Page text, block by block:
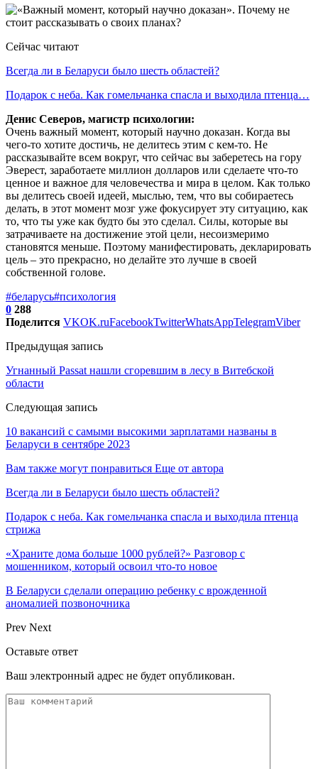
Сейчас читают
Всегда ли в Беларуси было шесть областей?
Подарок с неба. Как гомельчанка спасла и выходила птенца…
Денис Северов, магистр психологии:
Очень важный момент, который научно доказан. Когда вы
чего-то хотите достичь, не делитесь этим с кем-то. Не
рассказывайте всем вокруг, что сейчас вы заберетесь на гору
Эверест, заработаете миллион долларов или сделаете что-то
ценное и важное для человечества и мира в целом. Как только
вы делитесь своей идеей, мыслью, тем, что вы собираетесь
делать, в этот момент мозг уже фокусирует эту ситуацию, как
то, что ты уже как будто бы это сделал. Силы, которые вы
затрачиваете на достижение этой цели, несоизмеримо
становятся меньше. Поэтому манифестировать, декларировать
цель – это прекрасно, но делайте это лучше в своей
собственной голове.
#беларусь#психология
0 288
Поделится VKOK.ruFacebookTwitterWhatsAppTelegramViber
Предыдущая запись
Угнанный Passat нашли сгоревшим в лесу в Витебской
области
Следующая запись
10 вакансий с самыми высокими зарплатами названы в
Беларуси в сентябре 2023
Вам также могут понравиться Еще от автора
Всегда ли в Беларуси было шесть областей?
Подарок с неба. Как гомельчанка спасла и выходила птенца
стрижа
«Храните дома больше 1000 рублей?» Разговор с
мошенником, который освоил что-то новое
В Беларуси сделали операцию ребенку с врожденной
аномалией позвоночника
Prev Next
Оставьте ответ
Ваш электронный адрес не будет опубликован.